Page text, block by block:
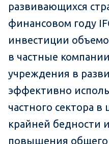
развивающихся
финансовом году
инвестиции
в частные
учреждения в
эффективно
частного сектора в
крайней бедности
повышения общего